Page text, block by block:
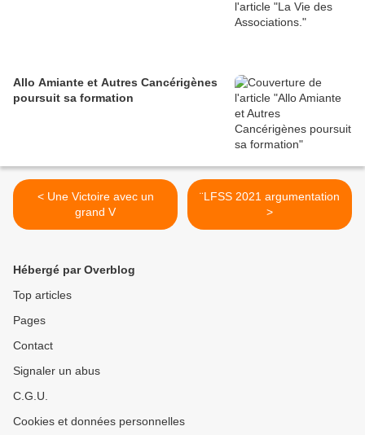
Allo Amiante et Autres Cancérigènes
poursuit sa formation
< Une Victoire avec un
grand V
¨LFSS 2021 argumentation
>
Hébergé par Overblog
Top articles
Pages
Contact
Signaler un abus
C.G.U.
Cookies et données personnelles